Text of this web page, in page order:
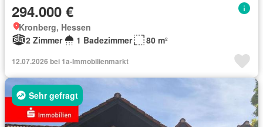
294.000 €
Kronberg, Hessen
2 Zimmer
1 Badezimmer 80 m²
12.07.2026 bei 1a-Immobilienmarkt
Sehr gefragt